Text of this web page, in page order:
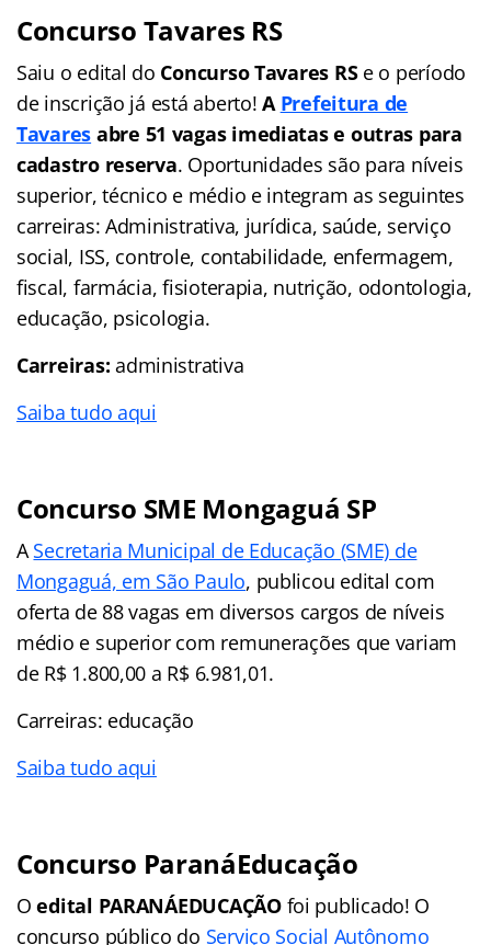
Concurso Tavares RS
Saiu o edital do Concurso Tavares RSe o período
de inscrição já está aberto!A Prefeitura de
Tavares abre 51 vagas imediatas e outras para
cadastro reserva. Oportunidades são para níveis
superior, técnico e médio e integram as seguintes
carreiras: Administrativa, jurídica, saúde, serviço
social, ISS, controle, contabilidade, enfermagem,
fiscal, farmácia, fisioterapia, nutrição, odontologia,
educação, psicologia.
Carreiras: administrativa
Saiba tudo aqui
Concurso SME Mongaguá SP
A Secretaria Municipal de Educação (SME) de
Mongaguá, em São Paulo, publicou edital com
oferta de 88 vagas em diversos cargos de níveis
médio e superior com remunerações que variam
de R$ 1.800,00 a R$ 6.981,01.
Carreiras: educação
Saiba tudo aqui
Concurso ParanáEducação
Oedital PARANÁEDUCAÇÃO foi publicado! O
concurso público do Serviço Social Autônomo